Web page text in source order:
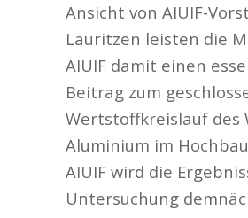
Ansicht von AIUIF-
Lauritzen leisten die
AIUIF damit einen
Beitrag zum
Wertstoffkreislauf des
Aluminium im
AIUIF wird die
Untersuchung